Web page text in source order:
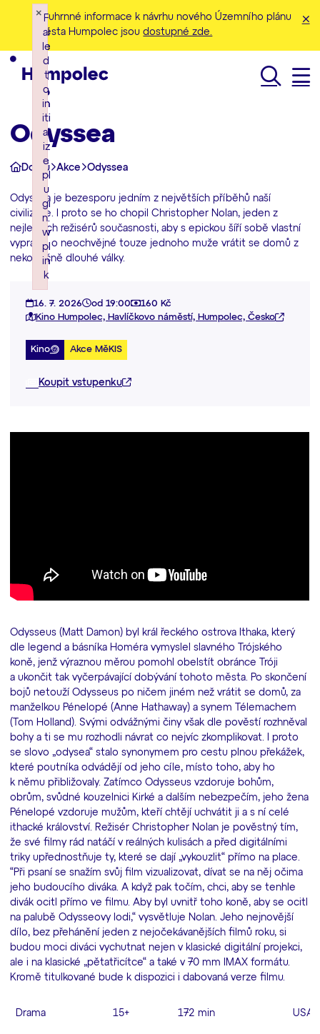
Souhrnné informace k návrhu nového Územního plánu
města Humpolec jsoudostupné zde.
Odyssea
Domů Akce Odyssea
Odyssea je bezesporu jedním z největších příběhů naší
civilizace. I proto se ho chopil Christopher Nolan, jeden z
nejlepších režisérů současnosti, aby s epickou šíří sobě vlastní
vyprávěl o neochvějné touze jednoho muže vrátit se domů z
nekonečně dlouhé války.
16. 7. 2026 od 19:00
160 Kč
Kino Humpolec, Havlíčkovo náměstí, Humpolec, Česko
Kino Akce MěKIS
Koupit vstupenku
Odysseus (Matt Damon) byl král řeckého ostrova Ithaka, který
dle legend a básníka Homéra vymyslel slavného Trójského
koně, jenž výraznou měrou pomohl obelstít obránce Tróji
a ukončit tak vyčerpávající dobývání tohoto města. Po skončení
bojů netouží Odysseus po ničem jiném než vrátit se domů, za
manželkou Pénelopé (Anne Hathaway) a synem Télemachem
(Tom Holland). Svými odvážnými činy však dle pověstí rozhněval
bohy a ti se mu rozhodli návrat co nejvíc zkomplikovat. I proto
se slovo „odysea“ stalo synonymem pro cestu plnou překážek,
které poutníka odvádějí od jeho cíle, místo toho, aby ho
k němu přibližovaly. Zatímco Odysseus vzdoruje bohům,
obrům, svůdné kouzelnici Kirké a dalším nebezpečím, jeho žena
Pénelopé vzdoruje mužům, kteří chtějí uchvátit ji a s ní celé
ithacké království. Režisér Christopher Nolan je pověstný tím,
že své filmy rád natáčí v reálných kulisách a před digitálními
triky upřednostňuje ty, které se dají „vykouzlit“ přímo na place.
“Při psaní se snažím svůj film vizualizovat, dívat se na něj očima
jeho budoucího diváka. A když pak točím, chci, aby se tenhle
divák ocitl přímo ve filmu. Aby byl uvnitř toho koně, aby se ocitl
na palubě Odysseovy lodi,“ vysvětluje Nolan. Jeho nejnovější
dílo, bez přehánění jeden z nejočekávanějších filmů roku, si
budou moci diváci vychutnat nejen v klasické digitální projekci,
ale i na klasické „pětatřicítce“ a také v 70 mm IMAX formátu.
Kromě titulkované bude k dispozici i dabovaná verze filmu.
Drama 15+ 172 min USA
F
ai
le
d
t
o
in
iti
al
iz
e
pl
u
gi
n:
w
pl
in
k
×
Failed to initialize plugin: wplink
F
ai
le
d
t
o
in
iti
al
iz
e
pl
u
gi
n:
w
pl
in
k
×
Failed to initialize plugin: wplink
F
ai
le
d
t
o
in
iti
al
iz
e
pl
u
gi
n:
w
pl
in
k
×
Failed to initialize plugin: wplink